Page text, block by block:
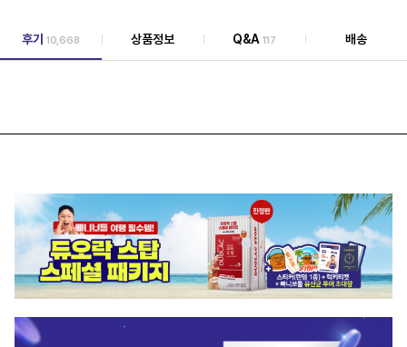
후기 10,668 상품정보 Q&A 117 배송